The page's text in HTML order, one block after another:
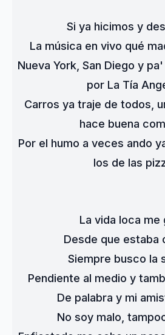
Si ya hicimos y
La música en vivo qué
Nueva York, San Diego y
por La Tía
Carros ya traje de todos,
hace buena
Por el humo a veces ando
los de las
La vida loca me
Desde que estaba
Siempre busco la
Pendiente al medio y
De palabra y mi
No soy malo,